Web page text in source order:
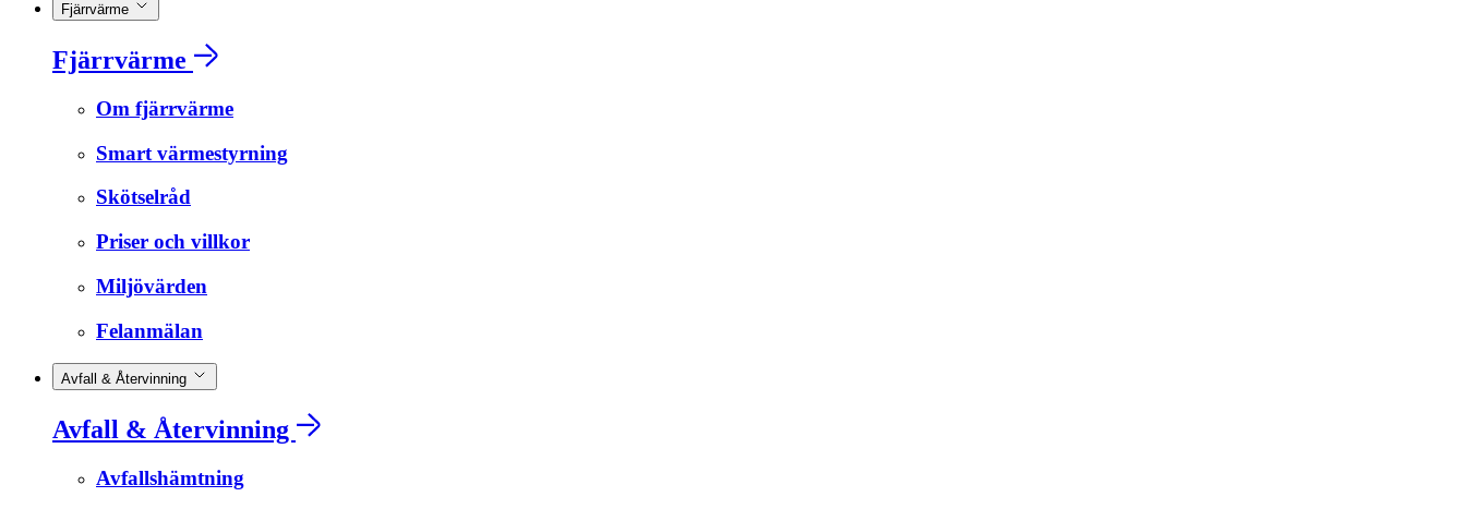
Fjärrvärme
Fjärrvärme
Om fjärrvärme
Smart värmestyrning
Skötselråd
Priser och villkor
Miljövärden
Felanmälan
Avfall & Återvinning
Avfall & Återvinning
Avfallshämtning